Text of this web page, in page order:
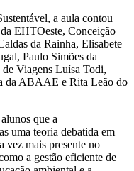
a aula contou
EHTOeste, Conceição
da Rainha, Elisabete
Paulo Simões da
Viagens Luísa Todi,
da ABAAE e Rita Leão do
que a
uma teoria debatida em
vez mais presente no
a gestão eficiente de